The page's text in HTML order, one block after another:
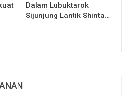
Dalam Lubuktarok
Sijunjung Lantik Shinta…